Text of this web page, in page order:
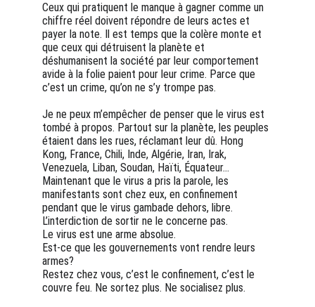
Ceux qui pratiquent le manque à gagner comme un
chiffre réel doivent répondre de leurs actes et
payer la note. Il est temps que la colère monte et
que ceux qui détruisent la planète et
déshumanisent la société par leur comportement
avide à la folie paient pour leur crime. Parce que
c’est un crime, qu’on ne s’y trompe pas.
Je ne peux m’empêcher de penser que le virus est
tombé à propos. Partout sur la planète, les peuples
étaient dans les rues, réclamant leur dû. Hong
Kong, France, Chili, Inde, Algérie, Iran, Irak,
Venezuela, Liban, Soudan, Haïti, Équateur…
Maintenant que le virus a pris la parole, les
manifestants sont chez eux, en confinement
pendant que le virus gambade dehors, libre.
L’interdiction de sortir ne le concerne pas.
Le virus est une arme absolue.
Est-ce que les gouvernements vont rendre leurs
armes?
Restez chez vous, c’est le confinement, c’est le
couvre feu. Ne sortez plus. Ne socialisez plus.